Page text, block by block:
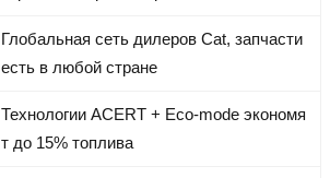
Глобальная сеть дилеров Cat, запчасти
есть в любой стране
Технологии ACERT + Eco-mode экономя
т до 15% топлива